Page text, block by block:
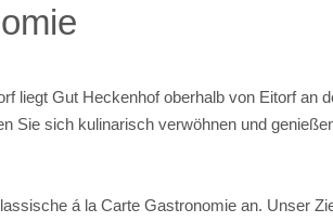
liegt Gut Heckenhof oberhalb von Eitorf an
Sie sich kulinarisch verwöhnen und
á la Carte Gastronomie an. Unser